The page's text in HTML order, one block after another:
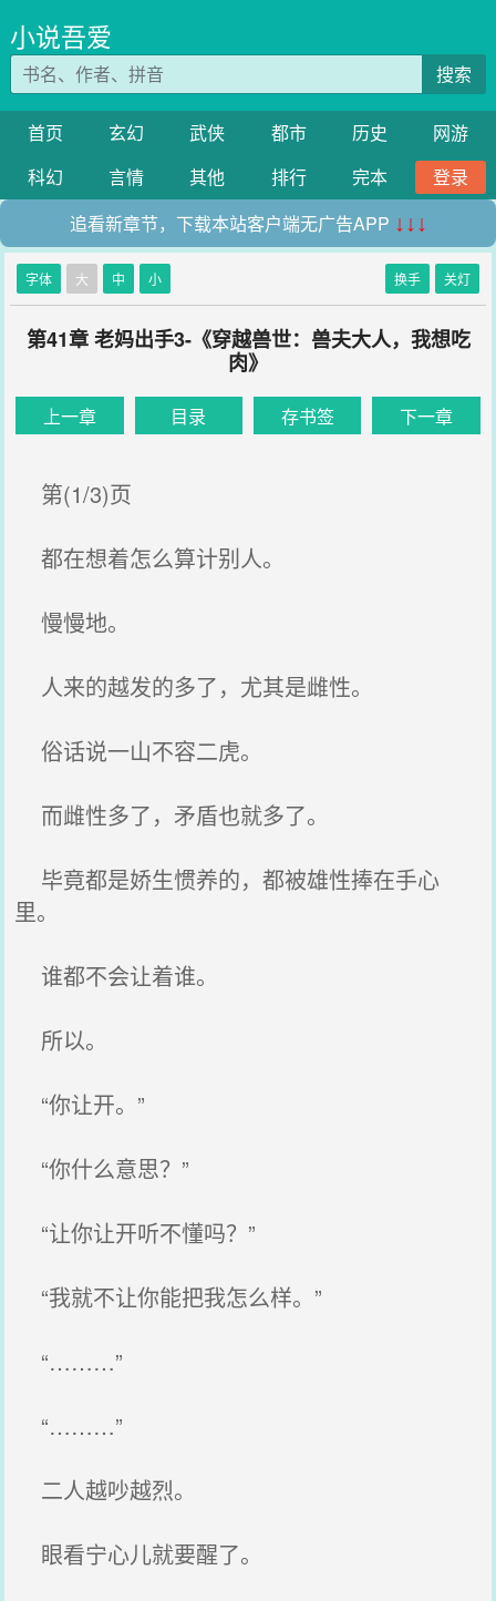
小说吾爱
搜索
首页 玄幻 武侠 都市 历史
网游
科幻
言情 其他 排行 完本
登录
追看新章节，下载本站客户端无广告APP ↓↓↓
字体 大 中 小 换手 关灯
第41章 老妈出手3-《穿越兽世：兽夫大人，我想吃
肉》
上一章 目录 存书签 下一章
第(1/3)页
都在想着怎么算计别人。
慢慢地。
人来的越发的多了，尤其是雌性。
俗话说一山不容二虎。
而雌性多了，矛盾也就多了。
毕竟都是娇生惯养的，都被雄性捧在手心
里。
谁都不会让着谁。
所以。
“你让开。”
“你什么意思？”
“让你让开听不懂吗？”
“我就不让你能把我怎么样。”
“………”
“………”
二人越吵越烈。
眼看宁心儿就要醒了。